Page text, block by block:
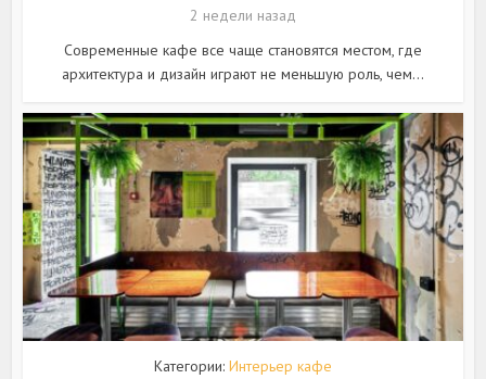
2 недели назад
Современные кафе все чаще становятся местом, где
архитектура и дизайн играют не меньшую роль, чем...
Категории: Интерьер кафе